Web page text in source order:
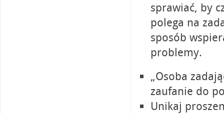
sprawiać, by
polega na
sposób
problemy.
„Osoba
zaufanie do
Unikaj